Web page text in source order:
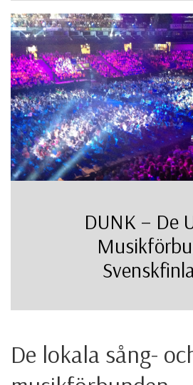
DUNK – De
De lokala sång-